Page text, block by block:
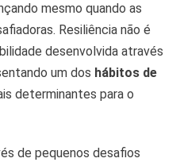
mesmo quando as
Resiliência não é
desenvolvida através
um dos hábitos de
determinantes para o
de pequenos desafios